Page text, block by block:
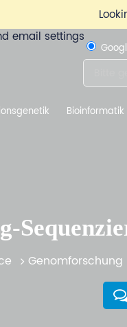
Bioinformatik
Genomforschung